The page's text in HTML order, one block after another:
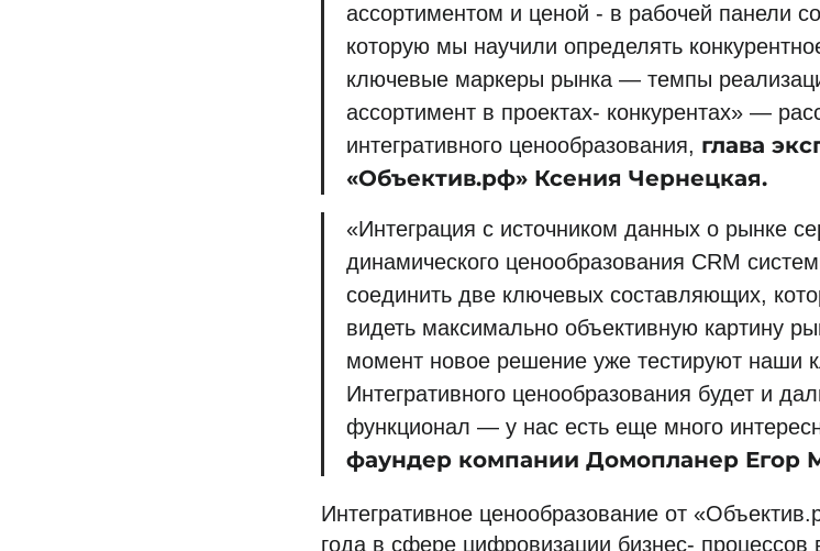
ассортиментом и ценой - в рабочей панели
которую мы научили определять
ключевые маркеры рынка — темпы
ассортимент в проектах- конкурентах» —
интегративного ценообразования, глава
«Объектив.рф» Ксения Чернецкая.
«Интеграция с источником данных о рынке
динамического ценообразования CRM
соединить две ключевых составляющих,
видеть максимально объективную картину
момент новое решение уже тестируют наши
Интегративного ценообразования будет и
функционал — у нас есть еще много
фаундер компании Домопланер Егор
Интегративное ценообразование от
года в сфере цифровизации бизнес-